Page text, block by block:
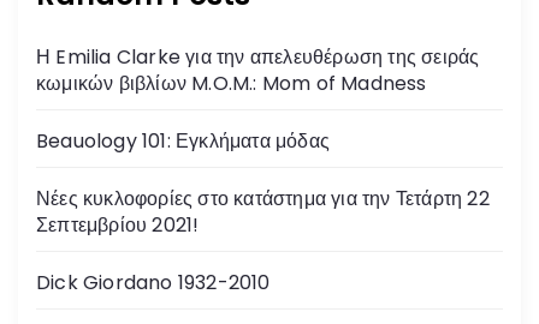
Η Emilia Clarke για την απελευθέρωση της σειράς
κωμικών βιβλίων M.O.M.: Mom of Madness
Beauology 101: Εγκλήματα μόδας
Νέες κυκλοφορίες στο κατάστημα για την Τετάρτη 22
Σεπτεμβρίου 2021!
Dick Giordano 1932-2010